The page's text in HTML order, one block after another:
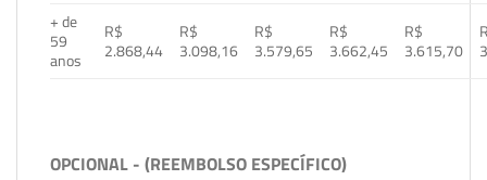
+ de
59
anos
R$
2.868,44
R$
3.098,16
R$
3.579,65
R$
3.662,45
R$
3.615,70
OPCIONAL - (REEMBOLSO ESPECÍFICO)